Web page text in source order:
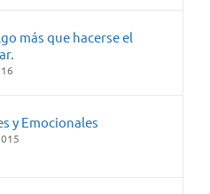
más que hacerse el
y Emocionales